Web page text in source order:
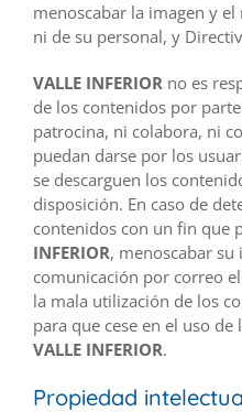
menoscabar la imagen y
ni de su personal, y
VALLE INFERIORno es
de los contenidos por
patrocina, ni colabora, ni
puedan darse por los
se descarguen los
disposición. En caso de
contenidos con un fin que
INFERIOR, menoscabar su
comunicación por correo
la mala utilización de los
para que cese en el uso
VALLE INFERIOR.
Propiedad